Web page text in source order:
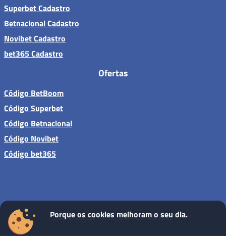
Superbet Cadastro
Betnacional Cadastro
Novibet Cadastro
bet365 Cadastro
Ofertas
Código BetBoom
Código Superbet
Código Betnacional
Código Novibet
Código bet365
Sites de apostas - Todos os direitos reservados
Porque os cookies melhoram o seu dia.